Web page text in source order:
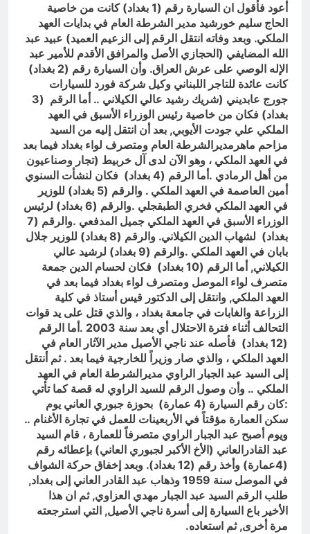
أعود فأقول ان السيارة رقم (1 بغداد) كانت من خاصية
الحاج سليم خورشيد مدير الشرطة العام في بدايات العهد
الملكي. وبعد وفاته انتقل الرقم إلى الزعيم العميد) عبيد عبد
الله المضايفي (الحجازي الأصل والمرافق الأقدم للأمير عبد
الإله الوصي على عرش العراق. وأن السيارة رقم (2 بغداد)
كانت عائدة للتاجر اللبناني وكيل شركة فورد للسيارات
جورج عابديني (شريك رشيد عالي الكيلاني .. أما الرقم (3
بغداد) فكان من خاصية رئيس الوزراء الأسبق في العهد
الملكي علي جودت الأيوبي, بعد أن انتقل إليه من السيد
مزاحم ماهرمديرالشرطة العام ومتصرف لواء بغداد فيما بعد
في العهد الملكي ، وهو الآن لدى آل خربيط (تجار وصناعيون
من أهل الرمادي .أما الرقم (4 بغداد) فكان لنشأت السنوي
أمين العاصمة في العهد الملكي . والرقم (5 بغداد) للوزير
في العهد الملكي فخري الطبقجلي .والرقم (6 بغداد) لرئيس
الوزراء الأسبق في العهد الملكي جميل المدفعي .والرقم (7
بغداد) لشهاب الدين الكيلاني. والرقم (8 بغداد) للوزير جلال
بابان في العهد الملكي .والرقم (9 بغداد) لرشيد عالي
الكيلاني, أما الرقم (10 بغداد) فكان لحسام الدين جمعة
متصرف لواء الموصل ومتصرف لواء بغداد فيما بعد في
العهد الملكي, وانتقل إلى الدكتور قيس أستاذ في كلية
الزراعة والغابات في جامعة بغداد ، والذي قتل على يد قوات
التحالف أثناء فترة الاحتلال أي بعد سنة 2003 .أما الرقم
(12 بغداد) فأصله عند ناجي الأصيل مدير الآثار العام في
العهد الملكي ، والذي صار وزيراً للخارجية فيما بعد . ثم أنتقل
إلى السيد عبد الجبار الراوي مديرالشرطة العام في العهد
الملكي .. وأن وصول الرقم للسيد الراوي له قصة كما تأتي
:كان رقم السيارة (4 عمارة) بحوزة جبوري العاني يوم
سكن العمارة مؤقتاً في الأربعينات للعمل في تجارة الأغنام ..
ويوم أصبح عبد الجبار الراوي متصرفاً للعمارة ، قام السيد
عبد القادرالعاني (الأخ الأكبر لجبوري العاني) بإعطائه رقم
(4عمارة) وأخذ رقم (12 بغداد). وبعد إخفاق حركة الشواف
في الموصل سنة 1959 وذهاب عبد القادر العاني إلى بغداد,
طلب الرقم السيد عبد الجبار مهدي العزاوي, ثم ان هذا
الأخير باع السيارة إلى أسرة ناجي الأصيل, التي استرجعته
مرة أخرى, ثم استعاده.